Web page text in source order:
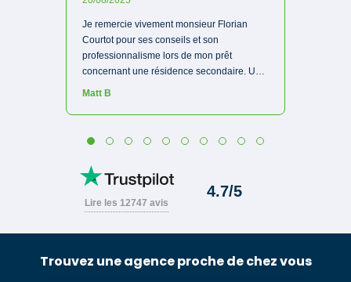
Trouvez une agence proche de chez vous